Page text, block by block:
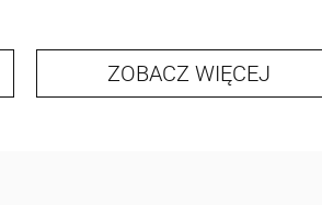
ZOBACZ WIĘCEJ